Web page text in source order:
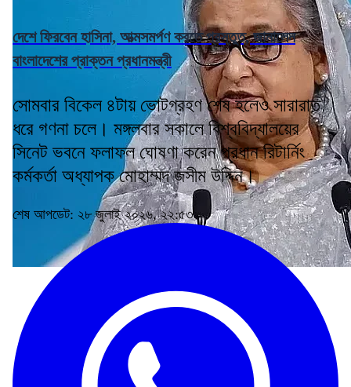
দেশে ফিরবেন হাসিনা, আত্মসমর্পণ করতে প্রস্তুত, জানালেন
বাংলাদেশের প্রাক্তন প্রধানমন্ত্রী
সোমবার বিকেল ৪টায় ভোটগ্রহণ শেষ হলেও সারারাত
ধরে গণনা চলে। মঙ্গলবার সকালে বিশ্ববিদ্যালয়ের
সিনেট ভবনে ফলাফল ঘোষণা করেন প্রধান রিটার্নিং
কর্মকর্তা অধ্যাপক মোহাম্মদ জসীম উদ্দিন।
শেষ আপডেট: ২৮ জুলাই ২০২৬, ২২:৫৩